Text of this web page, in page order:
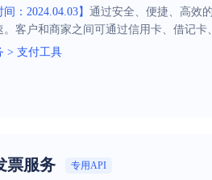
间：2024.04.03】 通过安全、便捷、高效
。客户和商家之间可通过信用卡、借记
> 支付工具
票服务 专用API